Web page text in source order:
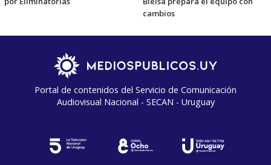
cambios
Portal de contenidos del Servicio de Comunicación
Audiovisual Nacional - SECAN - Uruguay